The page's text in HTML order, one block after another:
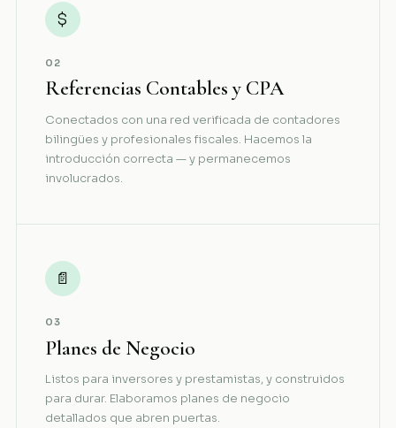
$
02
Referencias Contables y CPA
Conectados con una red verificada de contadores
bilingües y profesionales fiscales. Hacemos la
introducción correcta — y permanecemos
involucrados.
📄
03
Planes de Negocio
Listos para inversores y prestamistas, y construidos
para durar. Elaboramos planes de negocio
detallados que abren puertas.